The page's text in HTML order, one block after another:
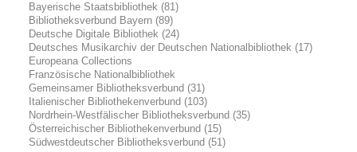
Bayerische Staatsbibliothek (81)
Bibliotheksverbund Bayern (89)
Deutsche Digitale Bibliothek (24)
Deutsches Musikarchiv der Deutschen Nationalbibliothek (17)
Europeana Collections
Französische Nationalbibliothek
Gemeinsamer Bibliotheksverbund (31)
Italienischer Bibliothekenverbund (103)
Nordrhein-Westfälischer Bibliotheksverbund (35)
Österreichischer Bibliothekenverbund (15)
Südwestdeutscher Bibliotheksverbund (51)